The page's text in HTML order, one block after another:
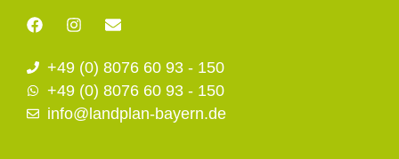
F
a
e
b
o
o
I
n
t
a
g
r
E
e
l
o
p
+49 (0) 8076 60 93 - 150
+49 (0) 8076 60 93 - 150
info@landplan-bayern.de